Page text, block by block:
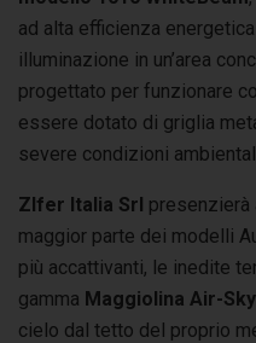
ad alta efficienza
illuminazione in un’area
progettato per funzionare
essere dotato di griglia
severe condizioni
ZIfer Italia Srl presenzierà
maggior parte dei modelli
più accattivanti, le inedite
gamma Maggiolina Air-
cielo dal tetto del proprio